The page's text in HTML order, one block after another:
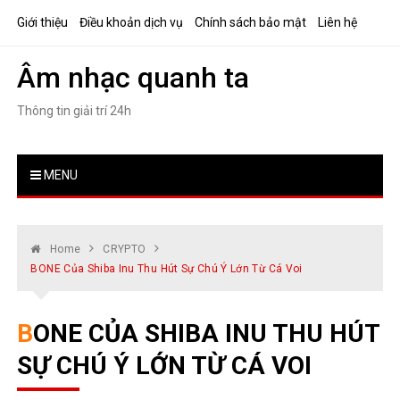
Giới thiệu Điều khoản dịch vụ Chính sách bảo mật Liên hệ
Âm nhạc quanh ta
Thông tin giải trí 24h
MENU
Home
CRYPTO
BONE Của Shiba Inu Thu Hút Sự Chú Ý Lớn Từ Cá Voi
BONE CỦA SHIBA INU THU HÚT
SỰ CHÚ Ý LỚN TỪ CÁ VOI